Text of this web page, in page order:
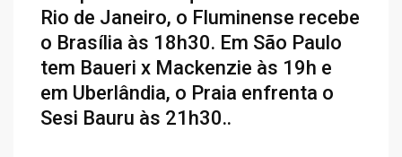
Rio de Janeiro, o Fluminense recebe
o Brasília às 18h30. Em São Paulo
tem Baueri x Mackenzie às 19h e
em Uberlândia, o Praia enfrenta o
Sesi Bauru às 21h30..